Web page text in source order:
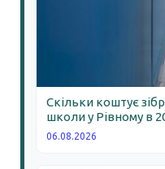
Скільки коштує
школи у Рівному в
06.08.2026